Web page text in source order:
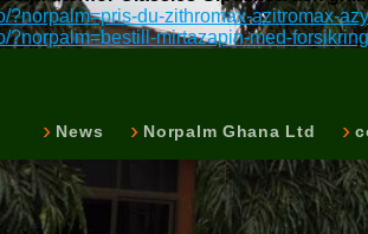
?norpalm=pris-du-zithromax-azitromax-
?norpalm=bestill-mirtazapin-med-forsikring
News Norpalm Ghana Ltd